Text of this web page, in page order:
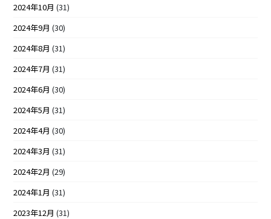
2024年10月 (31)
2024年9月 (30)
2024年8月 (31)
2024年7月 (31)
2024年6月 (30)
2024年5月 (31)
2024年4月 (30)
2024年3月 (31)
2024年2月 (29)
2024年1月 (31)
2023年12月 (31)